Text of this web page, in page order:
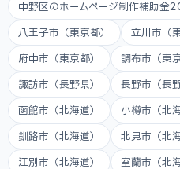
中野区のホームページ制作補助金
八王子市（東京都） 立川市（
府中市（東京都） 調布市（東
諏訪市（長野県） 長野市（長
函館市（北海道） 小樽市（北
釧路市（北海道） 北見市（北
江別市（北海道） 室蘭市（北